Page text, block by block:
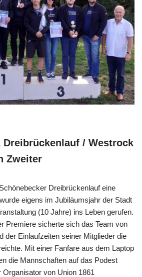
Dreibrückenlauf / Westrock
Zweiter
Dreibrückenlauf eine
eigens im Jubiläumsjahr der Stadt
(10 Jahre) ins Leben gerufen.
Premiere sicherte sich das Team von
der Einlaufzeiten seiner Mitglieder die
Mit einer Fanfare aus dem Laptop
die Mannschaften auf das Podest
von Union 1861